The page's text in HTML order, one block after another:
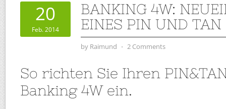
20
Feb. 2014
BANKING 4W:
EINES PIN UND TAN
by Raimund ⋅ 2 Comments
So richten Sie Ihren
Banking 4W ein.